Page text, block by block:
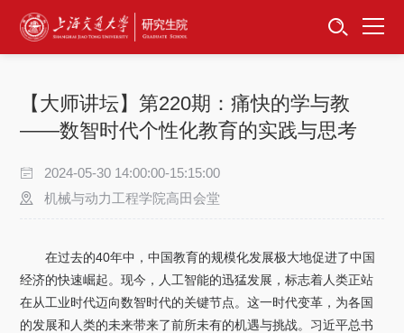
首页
招生工作
培养服务
卓越工程师
专项工作
【大师讲坛】第220期：痛快的学与教
——数智时代个性化教育的实践与思考
2024-05-30 14:00:00-15:15:00
机械与动力工程学院高田会堂
在过去的40年中，中国教育的规模化发展极大地促进了中国
经济的快速崛起。现今，人工智能的迅猛发展，标志着人类正站
在从工业时代迈向数智时代的关键节点。这一时代变革，为各国
的发展和人类的未来带来了前所未有的机遇与挑战。习近平总书